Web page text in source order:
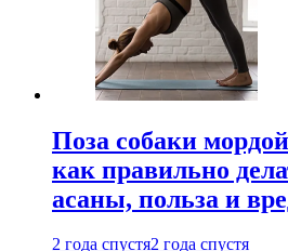
Поза собаки
как правильно
асаны, польза и
2 года спустя2 года спустя